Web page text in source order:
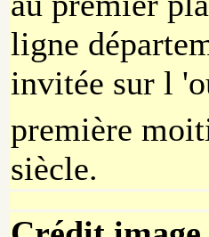
ligne
invitée sur l
première
siècle.